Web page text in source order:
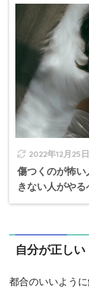
2022年12月25日
傷つくのが怖
きない人がや
自分が正しい
都合のいいよう